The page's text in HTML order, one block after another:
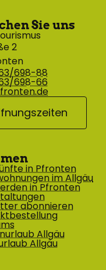
Sie uns
2
698-88
698-66
in Pfronten
im Allgäu
in Pfronten
abonnieren
Allgäu
Allgäu